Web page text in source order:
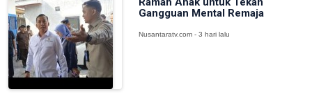
Gangguan Mental Remaja
Nusantaratv.com - 3 hari lalu